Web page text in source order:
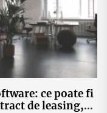
ce poate fi
de leasing,